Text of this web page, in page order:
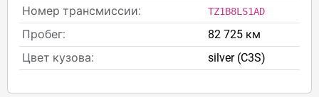
Номер трансмиссии: TZ1B8LS1AD
Пробег:
82 725 км
Цвет кузова:
silver (C3S)